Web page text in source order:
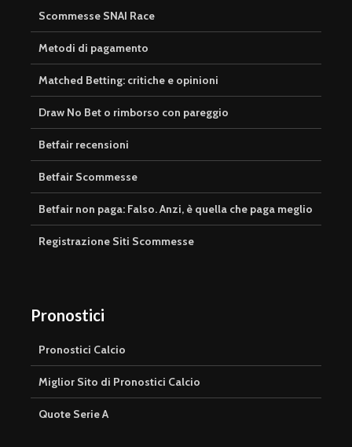
Scommesse SNAI Race
Metodi di pagamento
Matched Betting: critiche e opinioni
Draw No Bet o rimborso con pareggio
Betfair recensioni
Betfair Scommesse
Betfair non paga: Falso. Anzi, è quella che paga meglio
Registrazione Siti Scommesse
Pronostici
Pronostici Calcio
Miglior Sito di Pronostici Calcio
Quote Serie A